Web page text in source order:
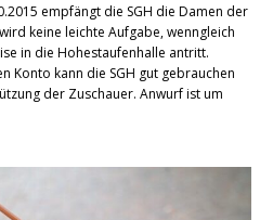
empfängt die SGH die Damen der
keine leichte Aufgabe, wenngleich
in die Hohestaufenhalle antritt.
Konto kann die SGH gut gebrauchen
der Zuschauer. Anwurf ist um